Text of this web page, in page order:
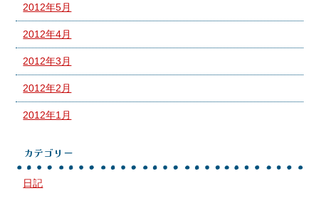
2012年5月
2012年4月
2012年3月
2012年2月
2012年1月
カテゴリー
日記